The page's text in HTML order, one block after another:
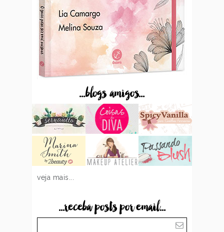
...blogs amigos...
veja mais...
...receba posts por email...